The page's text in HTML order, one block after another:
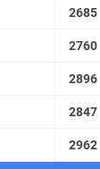
2685
2760
2896
2847
2962